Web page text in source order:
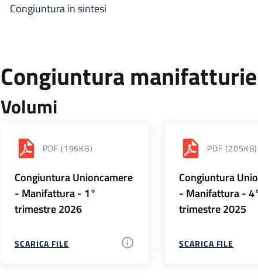
Congiuntura in sintesi
Congiuntura
Volumi
PDF (196KB)
Congiuntura Unioncamere
- Manifattura - 1°
trimestre 2026
SCARICA FILE
PDF (205KB)
Congiuntura
- Manifattura -
trimestre 2025
SCARICA FILE